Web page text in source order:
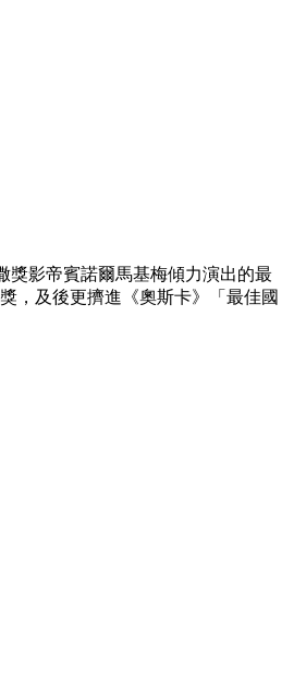
獎影帝賓諾爾馬基梅傾力演出的最
獎，及後更擠進《奧斯卡》「最佳國